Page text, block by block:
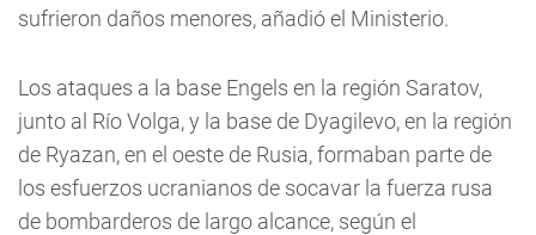
sufrieron daños menores, añadió el Ministerio.
Los ataques a la base Engels en la región Saratov,
junto al Río Volga, y la base de Dyagilevo, en la región
de Ryazan, en el oeste de Rusia, formaban parte de
los esfuerzos ucranianos de socavar la fuerza rusa
de bombarderos de largo alcance, según el